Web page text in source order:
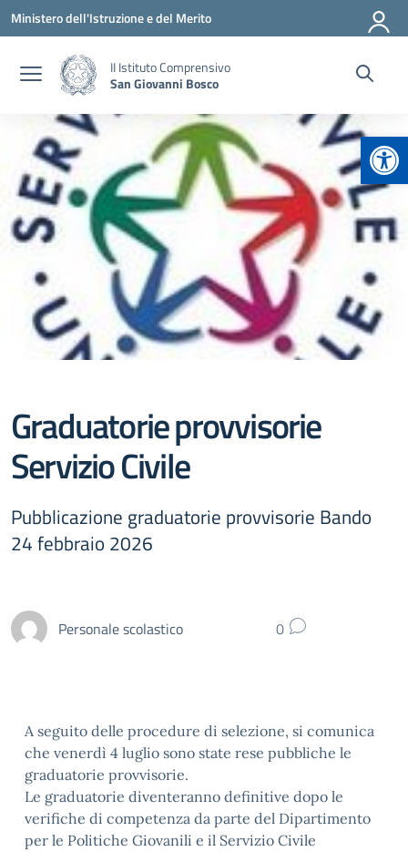
Vai ai contenuti
Vai al menu di navigazione
Vai al footer
Ministero dell'Istruzione e del Merito
II Istituto Comprensivo
San Giovanni Bosco
Graduatorie provvisorie
Servizio Civile
Pubblicazione graduatorie provvisorie Bando
24 febbraio 2026
Personale scolastico 0
A seguito delle procedure di selezione, si comunica
che venerdì 4 luglio sono state rese pubbliche le
graduatorie provvisorie.
Le graduatorie diventeranno definitive dopo le
verifiche di competenza da parte del Dipartimento
per le Politiche Giovanili e il Servizio Civile